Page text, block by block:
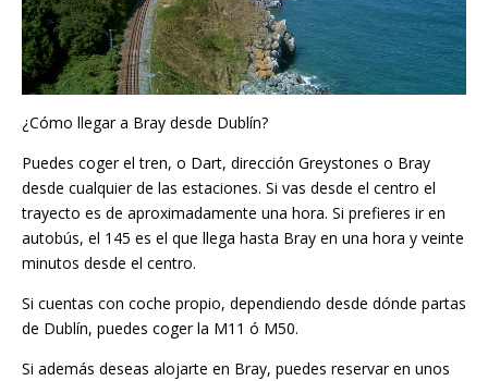
¿Cómo llegar a Bray desde Dublín?
Puedes coger el tren, o Dart, dirección Greystones o Bray
desde cualquier de las estaciones. Si vas desde el centro el
trayecto es de aproximadamente una hora. Si prefieres ir en
autobús, el 145 es el que llega hasta Bray en una hora y veinte
minutos desde el centro.
Si cuentas con coche propio, dependiendo desde dónde partas
de Dublín, puedes coger la M11 ó M50.
Si además deseas alojarte en Bray, puedes reservar en unos